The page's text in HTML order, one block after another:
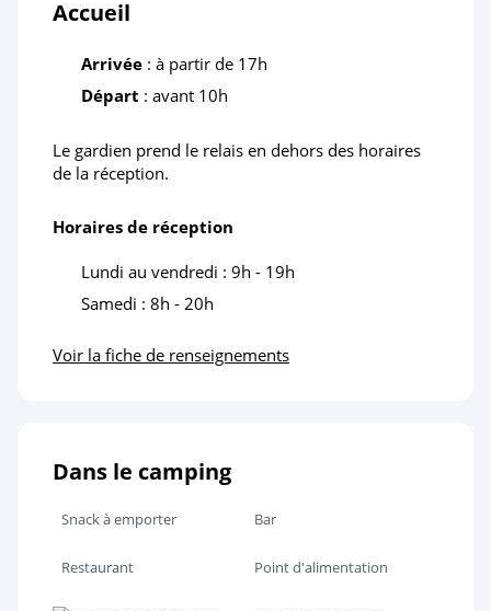
Accueil
Arrivée : à partir de 17h
Départ : avant 10h
Le gardien prend le relais en dehors des horaires
de la réception.
Horaires de réception
Lundi au vendredi : 9h - 19h
Samedi : 8h - 20h
Voir la fiche de renseignements
Dans le camping
Snack à emporter Bar
Restaurant Point d'alimentation